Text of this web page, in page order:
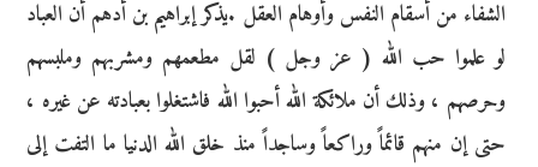
الشفاء من أسقام النفس وأوهام العقل .يذكر إبراهيم بن أدهم أن العباد
لو علموا حب الله ( عز وجل ) لقل مطعمهم ومشربهم وملبسهم
وحرصهم ، وذلك أن ملائكة الله أحبوا الله فاشتغلوا بعبادته عن غيره ،
حتى إن منهم قائماً وراكعاً وساجداً منذ خلق الله الدنيا ما التفت إلى